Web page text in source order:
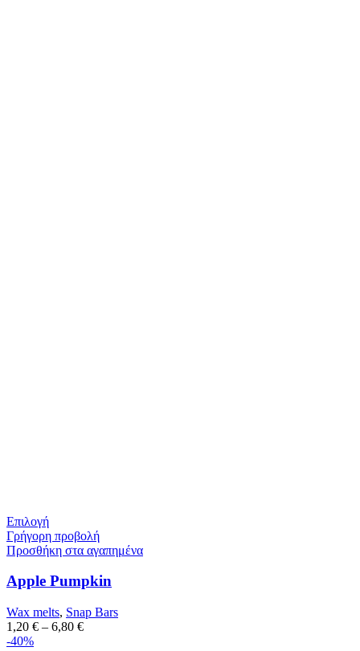
Επιλογή
Γρήγορη προβολή
Προσθήκη στα αγαπημένα
Apple Pumpkin
Wax melts, Snap Bars
1,20 € – 6,80 €
-40%